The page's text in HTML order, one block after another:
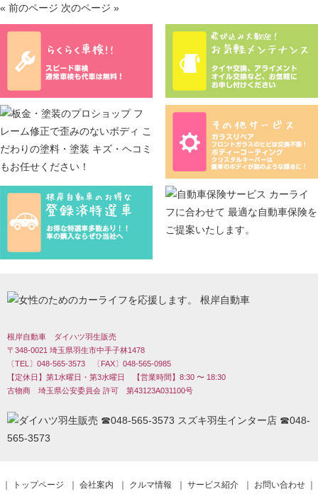
« 前のページ 次のページ »
根岸自動車 ダイハツ羽生販売
〒348-0021 埼玉県羽生市中手子林1478
〔TEL〕048-565-3573 〔FAX〕048-565-0985
【定休日】第1水曜日・第3水曜日 【営業時間】8:30 〜 18:30
古物商 埼玉県公安委員会 許可 第43123A031100号
トップページ 会社案内 クルマ情報 サービス紹介 お問い合わせ